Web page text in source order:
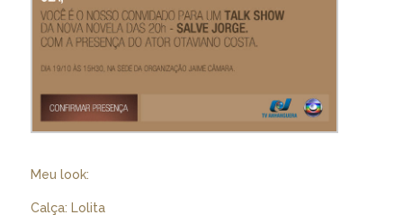
Meu look:
Calça: Lolita